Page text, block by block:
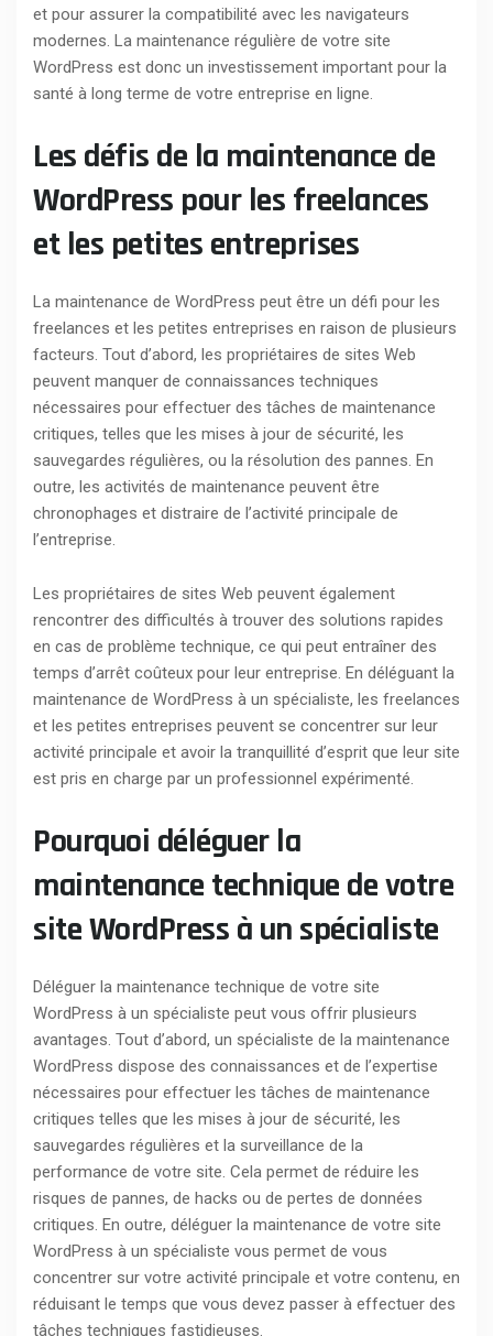
et pour assurer la compatibilité avec les navigateurs
modernes. La maintenance régulière de votre site
WordPress est donc un investissement important pour la
santé à long terme de votre entreprise en ligne.
Les défis de la maintenance de
WordPress pour les freelances
et les petites entreprises
La maintenance de WordPress peut être un défi pour les
freelances et les petites entreprises en raison de plusieurs
facteurs. Tout d’abord, les propriétaires de sites Web
peuvent manquer de connaissances techniques
nécessaires pour effectuer des tâches de maintenance
critiques, telles que les mises à jour de sécurité, les
sauvegardes régulières, ou la résolution des pannes. En
outre, les activités de maintenance peuvent être
chronophages et distraire de l’activité principale de
l’entreprise.
Les propriétaires de sites Web peuvent également
rencontrer des difficultés à trouver des solutions rapides
en cas de problème technique, ce qui peut entraîner des
temps d’arrêt coûteux pour leur entreprise. En déléguant la
maintenance de WordPress à un spécialiste, les freelances
et les petites entreprises peuvent se concentrer sur leur
activité principale et avoir la tranquillité d’esprit que leur site
est pris en charge par un professionnel expérimenté.
Pourquoi déléguer la
maintenance technique de votre
site WordPress à un spécialiste
Déléguer la maintenance technique de votre site
WordPress à un spécialiste peut vous offrir plusieurs
avantages. Tout d’abord, un spécialiste de la maintenance
WordPress dispose des connaissances et de l’expertise
nécessaires pour effectuer les tâches de maintenance
critiques telles que les mises à jour de sécurité, les
sauvegardes régulières et la surveillance de la
performance de votre site. Cela permet de réduire les
risques de pannes, de hacks ou de pertes de données
critiques. En outre, déléguer la maintenance de votre site
WordPress à un spécialiste vous permet de vous
concentrer sur votre activité principale et votre contenu, en
réduisant le temps que vous devez passer à effectuer des
tâches techniques fastidieuses.